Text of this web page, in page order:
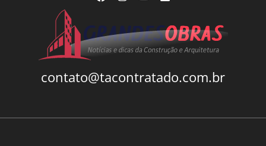
contato@tacontratado.com.br